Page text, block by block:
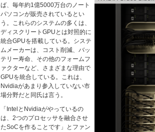
ば、毎年約1億5000万台のノート
パソコンが販売されているとい
う。これらのシステムの多くは、
ディスクリートGPUとは対照的に
統合GPUを搭載している。システ
ムメーカーは、コスト削減、バッ
テリー寿命、その他のフォームフ
ァクターなど、さまざまな理由で
GPUを統合している。これは、
Nvidiaがあまり参入していない市
場分野だと同氏は言う。
「IntelとNvidiaがやっているの
は、2つのプロセッサを融合させ
たSoCを作ることです」とファン